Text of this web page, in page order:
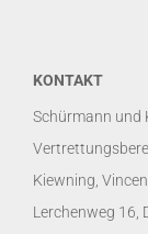
KONTAKT
Schürmann und
Kiewning,
Lerchenweg 16,